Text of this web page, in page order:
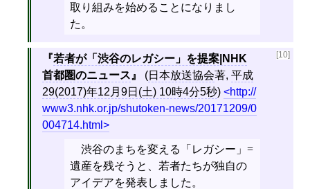
取り組みを始めることになりまし
た。
[10]
若者が「渋谷のレガシー」を提案|NHK
首都圏のニュース
(日本放送協会著, 平成
29(2017)年12月9日(土) 10時4分5秒)
http://
www3.nhk.or.jp/shutoken-news/20171209/0
004714.html
渋谷のまちを変える「レガシー」=
遺産を残そうと、若者たちが独自の
アイデアを発表しました。